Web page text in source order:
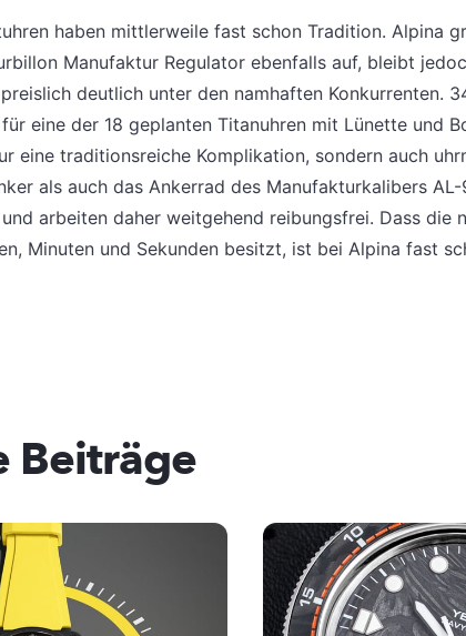
haben mittlerweile fast schon Tradition. Alpina
Manufaktur Regulator ebenfalls auf, bleibt
deutlich unter den namhaften Konkurrenten.
eine der 18 geplanten Titanuhren mit Lünette und
eine traditionsreiche Komplikation, sondern auch
als auch das Ankerrad des Manufakturkalibers
arbeiten daher weitgehend reibungsfrei. Dass die
Minuten und Sekunden besitzt, ist bei Alpina fast
Beiträge